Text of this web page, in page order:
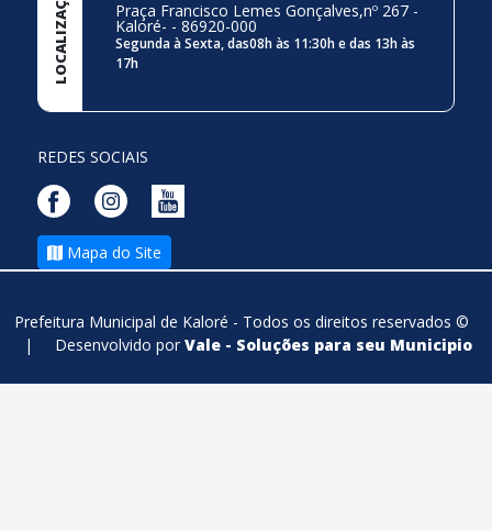
LOCALIZAÇÃO Praça Francisco Lemes Gonçalves,nº 267 -
Kaloré- - 86920-000
Segunda à Sexta, das08h às 11:30h e das 13h às
17h
REDES SOCIAIS
Mapa do Site
Prefeitura Municipal de Kaloré - Todos os direitos reservados ©
| Desenvolvido por Vale - Soluções para seu Municipio